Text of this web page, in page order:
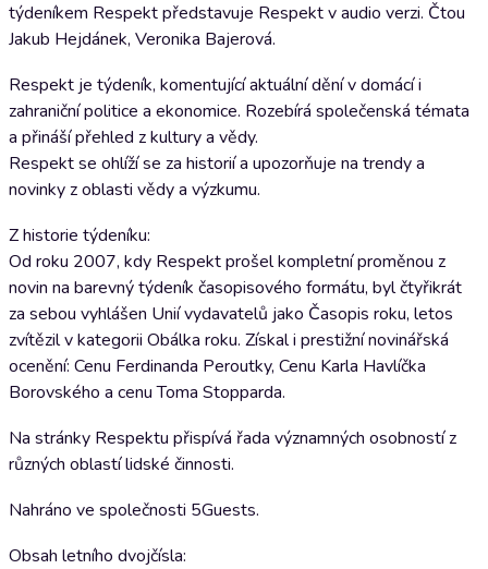
týdeníkem Respekt představuje Respekt v audio verzi. Čtou
Jakub Hejdánek, Veronika Bajerová.
Respekt je týdeník, komentující aktuální dění v domácí i
zahraniční politice a ekonomice. Rozebírá společenská témata
a přináší přehled z kultury a vědy.
Respekt se ohlíží se za historií a upozorňuje na trendy a
novinky z oblasti vědy a výzkumu.
Z historie týdeníku:
Od roku 2007, kdy Respekt prošel kompletní proměnou z
novin na barevný týdeník časopisového formátu, byl čtyřikrát
za sebou vyhlášen Unií vydavatelů jako Časopis roku, letos
zvítězil v kategorii Obálka roku. Získal i prestižní novinářská
ocenění: Cenu Ferdinanda Peroutky, Cenu Karla Havlíčka
Borovského a cenu Toma Stopparda.
Na stránky Respektu přispívá řada významných osobností z
různých oblastí lidské činnosti.
Nahráno ve společnosti 5Guests.
Obsah letního dvojčísla: